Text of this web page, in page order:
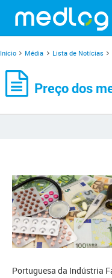
Início Média Lista de Notícias
Preço dos
Portuguesa da Indústria